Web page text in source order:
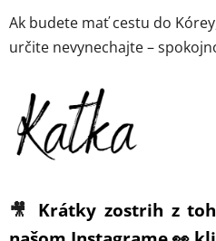
Ak budete mať cestu do
určite nevynechajte –
🎥 Krátky zostrih z